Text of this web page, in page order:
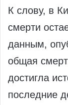
К слову, в
смерти
данным,
общая
достигла
последние